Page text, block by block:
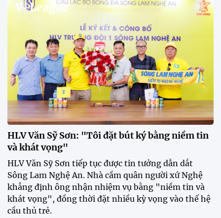
V-League
HLV Văn Sỹ Sơn: "Tôi đặt bút ký bằng niềm tin
và khát vọng"
HLV Văn Sỹ Sơn tiếp tục được tin tưởng dẫn dắt
Sông Lam Nghệ An. Nhà cầm quân người xứ Nghệ
khẳng định ông nhận nhiệm vụ bằng "niềm tin và
khát vọng", đồng thời đặt nhiều kỳ vọng vào thế hệ
cầu thủ trẻ.